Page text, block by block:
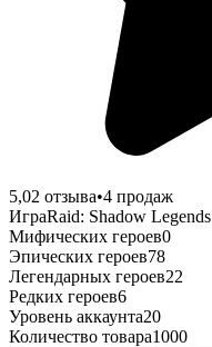
5,02 отзыва•4 продаж
ИграRaid: Shadow Legends
Мифических героев0
Эпических героев78
Легендарных героев22
Редких героев6
Уровень аккаунта20
Количество товара1000